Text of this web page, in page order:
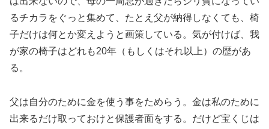
るチカラをぐっと集めて、たとえ父が納得しなくても、椅
子だけは何とか変えようと画策している。気が付けば、我
が家の椅子はどれも20年（もしくはそれ以上）の歴があ
る。
父は自分のために金を使う事をためらう。金は私のために
出来るだけ取っておけと保護者面をする。だけど宝くじは